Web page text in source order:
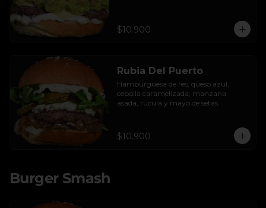
$10.900
Rubia Del Puerto
Hamburguesa de res, queso azul,
cebolla caramelizada, manzana
asada, rúcula y mayo de setas.
$10.900
Burger Smash